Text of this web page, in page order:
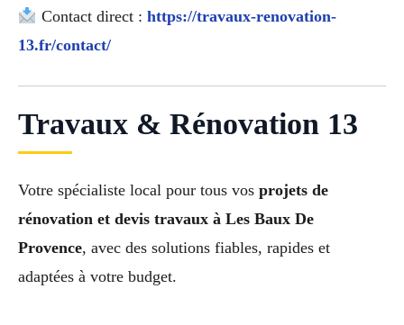
Contact direct : https://travaux-renovation-
13.fr/contact/
Travaux & Rénovation 13
Votre spécialiste local pour tous vos projets de
rénovation et devis travaux à Les Baux De
Provence, avec des solutions fiables, rapides et
adaptées à votre budget.